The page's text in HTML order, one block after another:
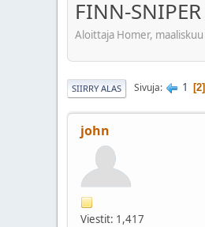
FINN-
Aloittaja Homer,
SIIRRY ALAS Sivuja 1 2
john
Viestit: 1,417